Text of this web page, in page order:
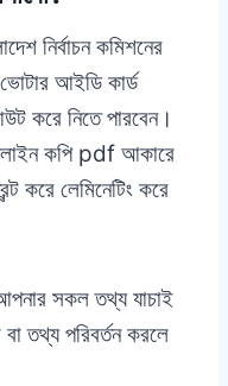
নির্বাচন কমিশনের
আইডি কার্ড
করে নিতে পারবেন।
কপি pdf আকারে
করে লেমিনেটিং করে
সকল তথ্য যাচাই
তথ্য পরিবর্তন করলে